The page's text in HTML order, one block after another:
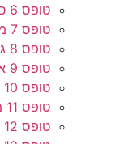
טופס 6 כריזה
טופס 7 מתזים
טופס 8 גנרטור חירום
טופס 9 א טופס 9 ב
טופס 10 שחרור עשן
טופס 11 מיזוג אוויר מרכזי
טופס 12 תיק מפעל